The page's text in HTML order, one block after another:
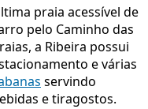
praia acessível de
pelo Caminho das
a Ribeira possui
e várias
servindo
e tiragostos.